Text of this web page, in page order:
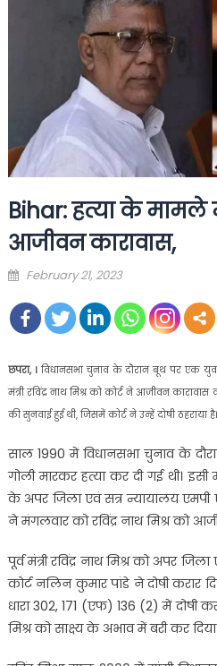
Bihar: हत्या के मामले
आजीवन कारावास,
Posted
February 21, 2023
छपरा, ।विधानसभा चुनाव के दौरान बूथ पर एक
मंत्री रविंद्र नाथ मिश्र को कोर्ट ने आजीवन
की सुनवाई हुई थी, जिसमें कोर्ट ने उन्हें दोषी ठहराया है।
साल 1990 में विधानसभा चुनाव के
गोली मारकर हत्या कर दी गई थी।
के अपर जिला एवं सत्र न्यायालय एमपी
ने मंगलवार को रविंद्र नाथ मिश्र को
पूर्व मंत्री रविंद्र नाथ मिश्र को अपर
कोर्ट नलिन कुमार पांडे ने दोषी करार
धारा 302, 171 (एफ) 136 (2) में दोषी
मिश्र को साक्ष्य के अभाव में बरी कर